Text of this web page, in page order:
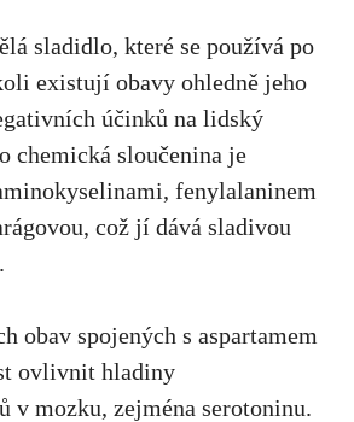
sladidlo, které se používá po
existují obavy ohledně jeho
účinků na ​lidský
chemická sloučenina je
fenylalaninem⁤
⁤což jí dává sladivou
obav spojených⁢ s aspartamem
ovlivnit hladiny
v mozku, zejména serotoninu.‌